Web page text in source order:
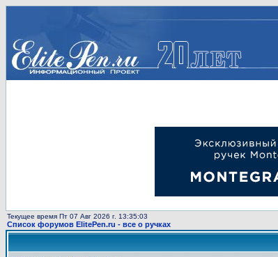
Текущее время Пт 07 Авг 2026 г. 13:35:03
Список форумов ElitePen.ru - все о ручках